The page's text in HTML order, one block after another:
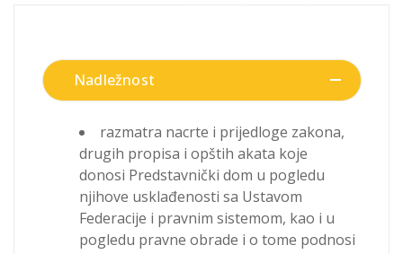
Nadležnost
razmatra nacrte i prijedloge zakona,
drugih propisa i opštih akata koje
donosi Predstavnički dom u pogledu
njihove usklađenosti sa Ustavom
Federacije i pravnim sistemom, kao i u
pogledu pravne obrade i o tome podnosi